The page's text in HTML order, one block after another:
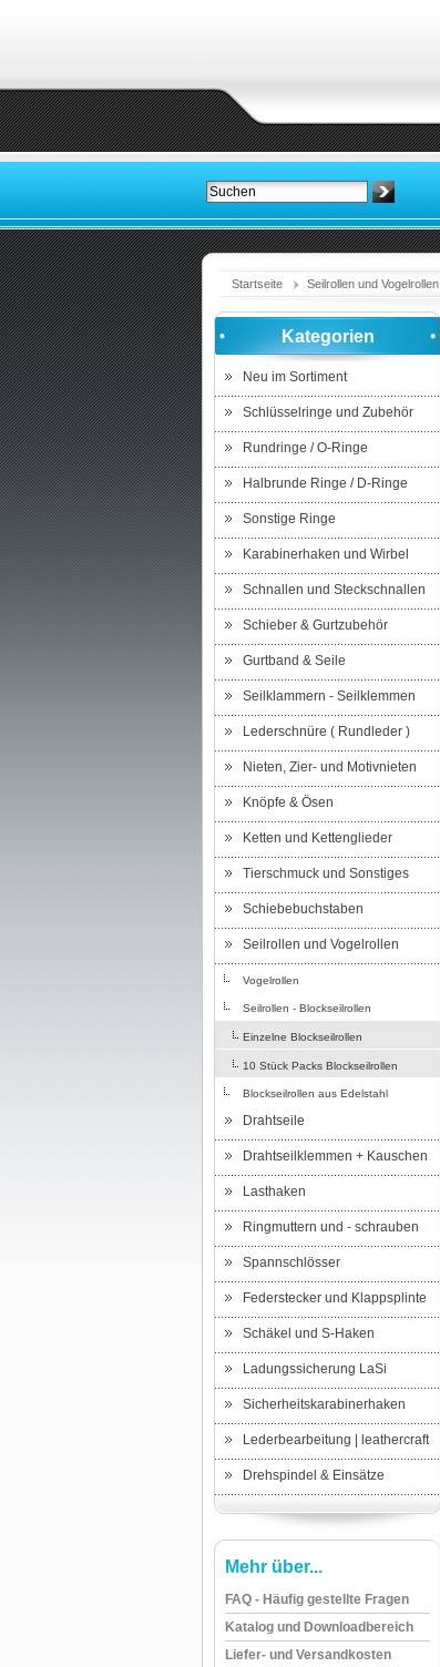
Startseite Seilrollen und Vogelrollen
Kategorien
Neu im Sortiment
Schlüsselringe und Zubehör
Rundringe / O-Ringe
Halbrunde Ringe / D-Ringe
Sonstige Ringe
Karabinerhaken und Wirbel
Schnallen und Steckschnallen
Schieber & Gurtzubehör
Gurtband & Seile
Seilklammern - Seilklemmen
Lederschnüre ( Rundleder )
Nieten, Zier- und Motivnieten
Knöpfe & Ösen
Ketten und Kettenglieder
Tierschmuck und Sonstiges
Schiebebuchstaben
Seilrollen und Vogelrollen
Vogelrollen
Seilrollen - Blockseilrollen
Einzelne Blockseilrollen
10 Stück Packs Blockseilrollen
Blockseilrollen aus Edelstahl
Drahtseile
Drahtseilklemmen + Kauschen
Lasthaken
Ringmuttern und - schrauben
Spannschlösser
Federstecker und Klappsplinte
Schäkel und S-Haken
Ladungssicherung LaSi
Sicherheitskarabinerhaken
Lederbearbeitung | leathercraft
Drehspindel & Einsätze
Mehr über...
FAQ - Häufig gestellte Fragen
Katalog und Downloadbereich
Liefer- und Versandkosten